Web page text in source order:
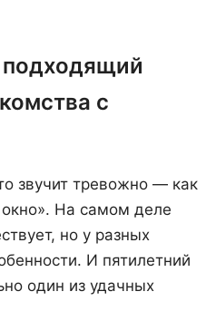
с
звучит тревожно — как
На самом деле
но у разных
И пятилетний
один из удачных